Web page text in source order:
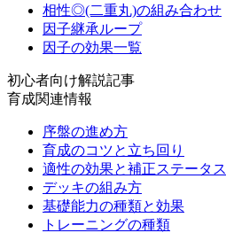
相性◎(二重丸)の組み合わせ
因子継承ループ
因子の効果一覧
初心者向け解説記事
育成関連情報
序盤の進め方
育成のコツと立ち回り
適性の効果と補正ステータス
デッキの組み方
基礎能力の種類と効果
トレーニングの種類